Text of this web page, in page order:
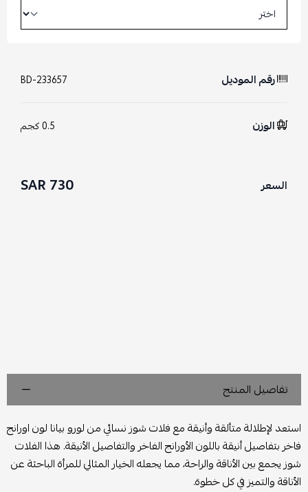
رقم الموديل BD-233657
الوزن 0.5 كجم
السعر 730 SAR
تفاصيل المنتج
استعد لإطلالة متألقة وأنيقة مع فلات شوز نسائي من لورو بيانا لون اورانج
فاخر بتفاصيل أنيقة باللون الأورانج الفاخر والتفاصيل الأنيقة. هذا الفلات
شوز يجمع بين الأناقة والراحة، مما يجعله الخيار المثالي للمرأة الباحثة عن
الأناقة والتميز في كل خطوة.